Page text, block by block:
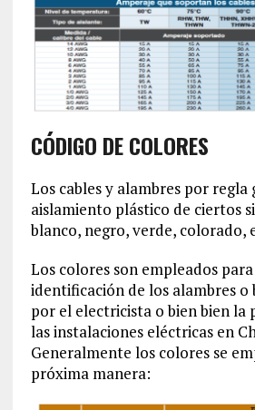
CÓDIGO DE COLORES
Los cables y alambres por
aislamiento plástico de ciertos
blanco, negro, verde, colorado,
Los colores son empleados
identificación de los alambres o
por el electricista o bien bien la
las instalaciones eléctricas en
Generalmente los colores se
próxima manera: